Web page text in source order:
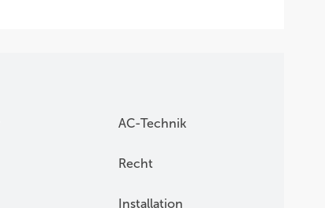
AC-Technik
Recht
Installation